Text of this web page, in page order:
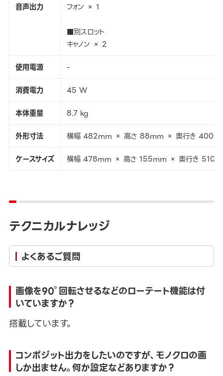
音声出力 フォン × 1
■別スロット
キャノン × 2
使用電源
-
消費電力
45 W
本体重量
8.7 kg
外形寸法
横幅 482mm × 高さ 88mm × 奥行き
ケースサイズ
横幅 478mm × 高さ 155mm × 奥行き
テクニカルナレッジ
よくあるご質問
画像を90°回転させるなどのローテート機能は付
いていますか？
搭載しています。
コンポジット出力をしたいのですが、モノクロの画
しか出ません。何か設定などありますか？